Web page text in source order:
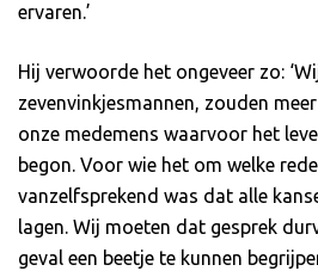
ervaren.’
Hij verwoorde het ongeveer zo:
zevenvinkjesmannen, zouden
onze medemens waarvoor het
begon. Voor wie het om welke
vanzelfsprekend was dat alle
lagen. Wij moeten dat gesprek
geval een beetje te kunnen